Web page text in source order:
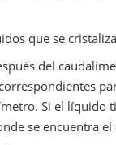
que se
del
Si el líquido
se encuentra